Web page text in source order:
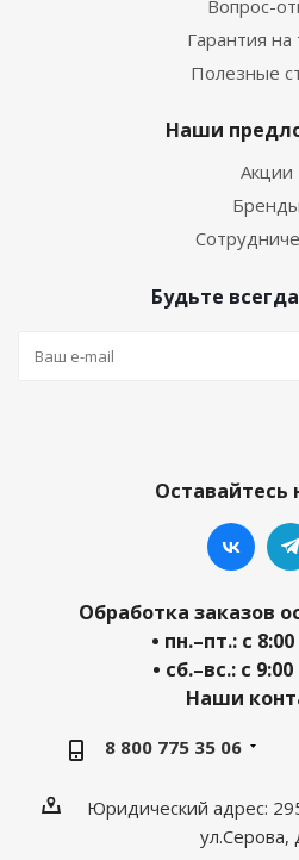
Вопрос-
Гарантия на
Полезные
Наши
Акции
Бренды
Будьте
Оставайтесь
Обработка заказов
• пн.–пт.: с
• сб.–вс.: с
Наши
8 800 775 35 06
Юридический адрес:
ул.Серова,